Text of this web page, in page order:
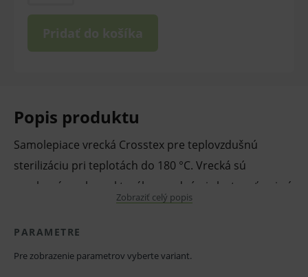
Pridať do košíka
Popis produktu
Samolepiace vrecká Crosstex pre teplovzdušnú
sterilizáciu pri teplotách do 180 °C. Vrecká sú
vyrobené z nylonu, ktorého prednými vlastnosťami sú
pevnosť, odolnosť a priehľadná farba. Poskytujú
sterilnú bariéru pre nástroje až do okamihu použitia.
Zobraziť celý popis
PARAMETRE
Pre zobrazenie parametrov vyberte variant.